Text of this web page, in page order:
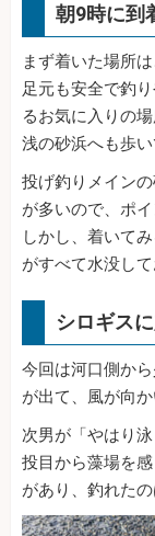
朝9時に到
まず着いた場所
足元も安全で釣
るお気に入りの
浅の砂浜へも歩い
投げ釣りメイン
が多いので、ポ
しかし、着いて
がすべて水没し
シロギス
今回は河口側か
が出て、風が向
次男が「やはり
投目から藻場を
があり、釣れた